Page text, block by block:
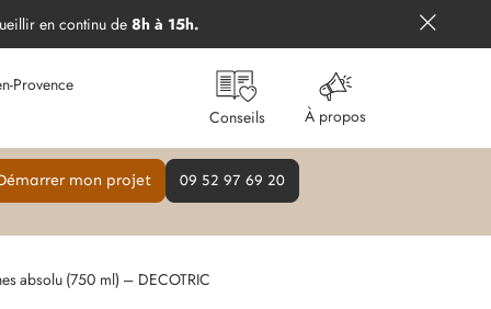
en continu de 8h à 15h.
Provence
Conseils À propos
mon projet 09 52 97 69 20
absolu (750 ml) – DECOTRIC